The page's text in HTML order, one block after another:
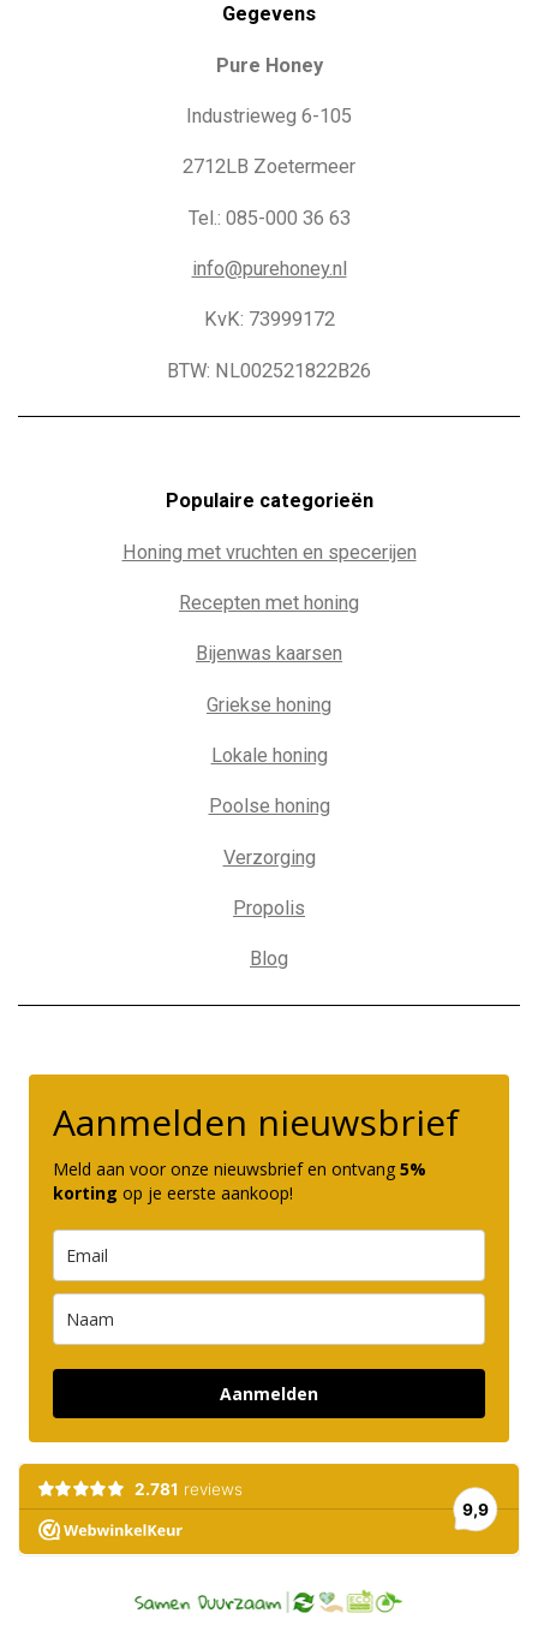
Gegevens
Pure Honey
Industrieweg 6-105
2712LB Zoetermeer
Tel.: 085-000 36 63
info@purehoney.nl
KvK: 73999172
BTW: NL002521822B26
Populaire categorieën
Honing met vruchten en specerijen
Recepten met honing
Bijenwas kaarsen
Griekse honing
Lokale honing
Poolse honing
Verzorging
Propolis
Blog
Aanmelden nieuwsbrief
Meld aan voor onze nieuwsbrief en ontvang 5%
korting op je eerste aankoop!
Aanmelden